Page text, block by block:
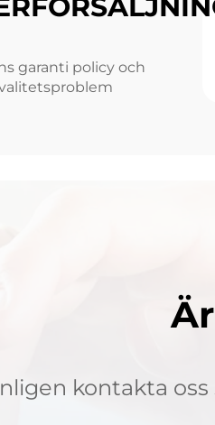
garanti policy och
kontakta